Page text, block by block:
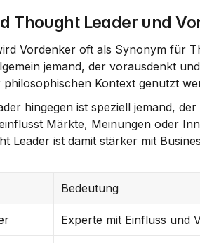
Thought Leader und
Vordenker oft als Synonym für
jemand, der vorausdenkt
philosophischen Kontext genutzt
hingegen ist speziell jemand,
Märkte, Meinungen oder
Leader ist damit stärker mit
Bedeutung
Experte mit Einfluss und